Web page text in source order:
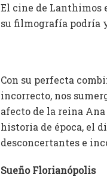
El cine de Lanthimos
su filmografía podría
Con su perfecta
incorrecto, nos
afecto de la reina Ana
historia de época, el
desconcertantes e
Sueño Florianópolis